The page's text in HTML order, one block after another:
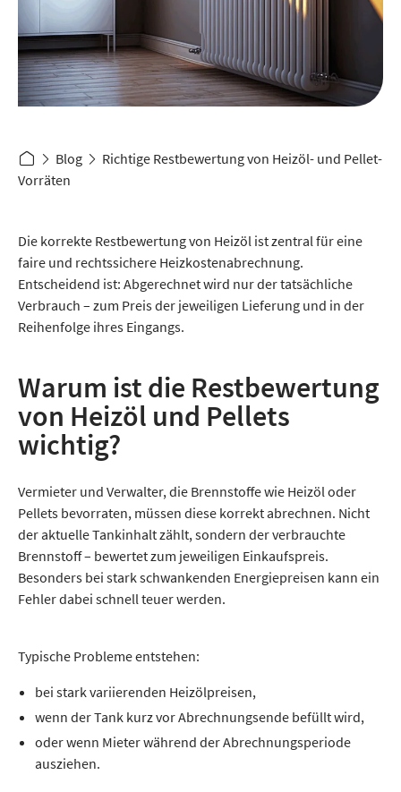
Blog
Richtige Restbewertung von Heizöl- und Pellet-
Vorräten
Die korrekte Restbewertung von Heizöl ist zentral für eine
faire und rechtssichere Heizkostenabrechnung.
Entscheidend ist: Abgerechnet wird nur der tatsächliche
Verbrauch – zum Preis der jeweiligen Lieferung und in der
Reihenfolge ihres Eingangs.
Warum ist die Restbewertung
von Heizöl und Pellets
wichtig?
Vermieter und Verwalter, die Brennstoffe wie Heizöl oder
Pellets bevorraten, müssen diese korrekt abrechnen. Nicht
der aktuelle Tankinhalt zählt, sondern der verbrauchte
Brennstoff – bewertet zum jeweiligen Einkaufspreis.
Besonders bei stark schwankenden Energiepreisen kann ein
Fehler dabei schnell teuer werden.
Typische Probleme entstehen:
bei stark variierenden Heizölpreisen,
wenn der Tank kurz vor Abrechnungsende befüllt wird,
oder wenn Mieter während der Abrechnungsperiode
ausziehen.